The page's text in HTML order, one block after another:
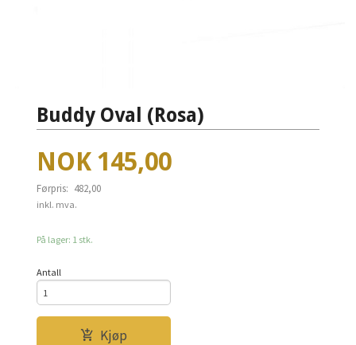
Buddy Oval (Rosa)
Tilbud
NOK 145,00
Førpris: 482,00
Rabatt
inkl. mva.
På lager: 1 stk.
Antall
Kjøp